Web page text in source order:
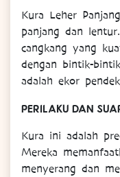
Kura Leher
panjang dan
cangkang yang
dengan bintik-
adalah ekor
PERILAKU DAN
Kura ini adalah
Mereka
menyerang dan